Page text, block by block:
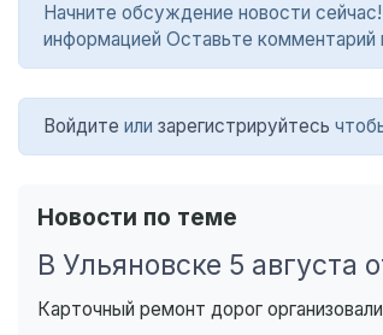
Начните обсуждение новости
информацией Оставьте комментарий
Войдите или зарегистрируйтесь
Новости по теме
В Ульяновске 5 августа
Карточный ремонт дорог